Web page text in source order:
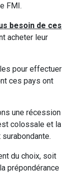
FMI.
besoin de ces
acheter leur
pour effectuer
ces pays ont
une récession
colossale et la
du choix, soit
prépondérance